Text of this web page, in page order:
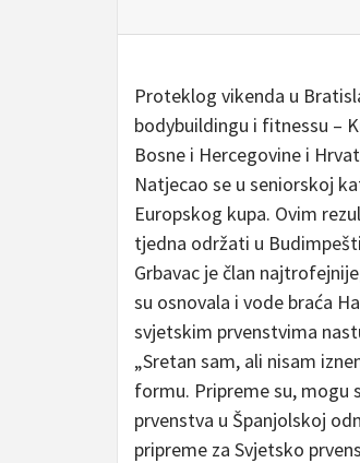
Proteklog vikenda u
bodybuildingu i fitnessu –
Bosne i Hercegovine i
Natjecao se u seniorskoj
Europskog kupa. Ovim
tjedna održati u
Grbavac je član
su osnovala i vode braća
svjetskim prvenstvima
„Sretan sam, ali nisam
formu. Pripreme su, mogu
prvenstva u Španjolskoj
pripreme za Svjetsko